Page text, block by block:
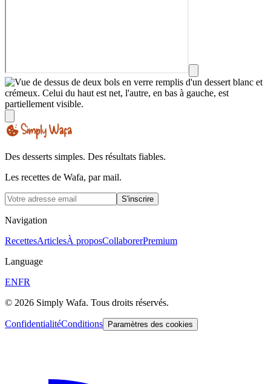
Des desserts simples. Des résultats fiables.
Les recettes de Wafa, par mail.
S'inscrire
Navigation
RecettesArticlesÀ proposCollaborerPremium
Language
ENFR
© 2026 Simply Wafa. Tous droits réservés.
ConfidentialitéConditions Paramètres des cookies